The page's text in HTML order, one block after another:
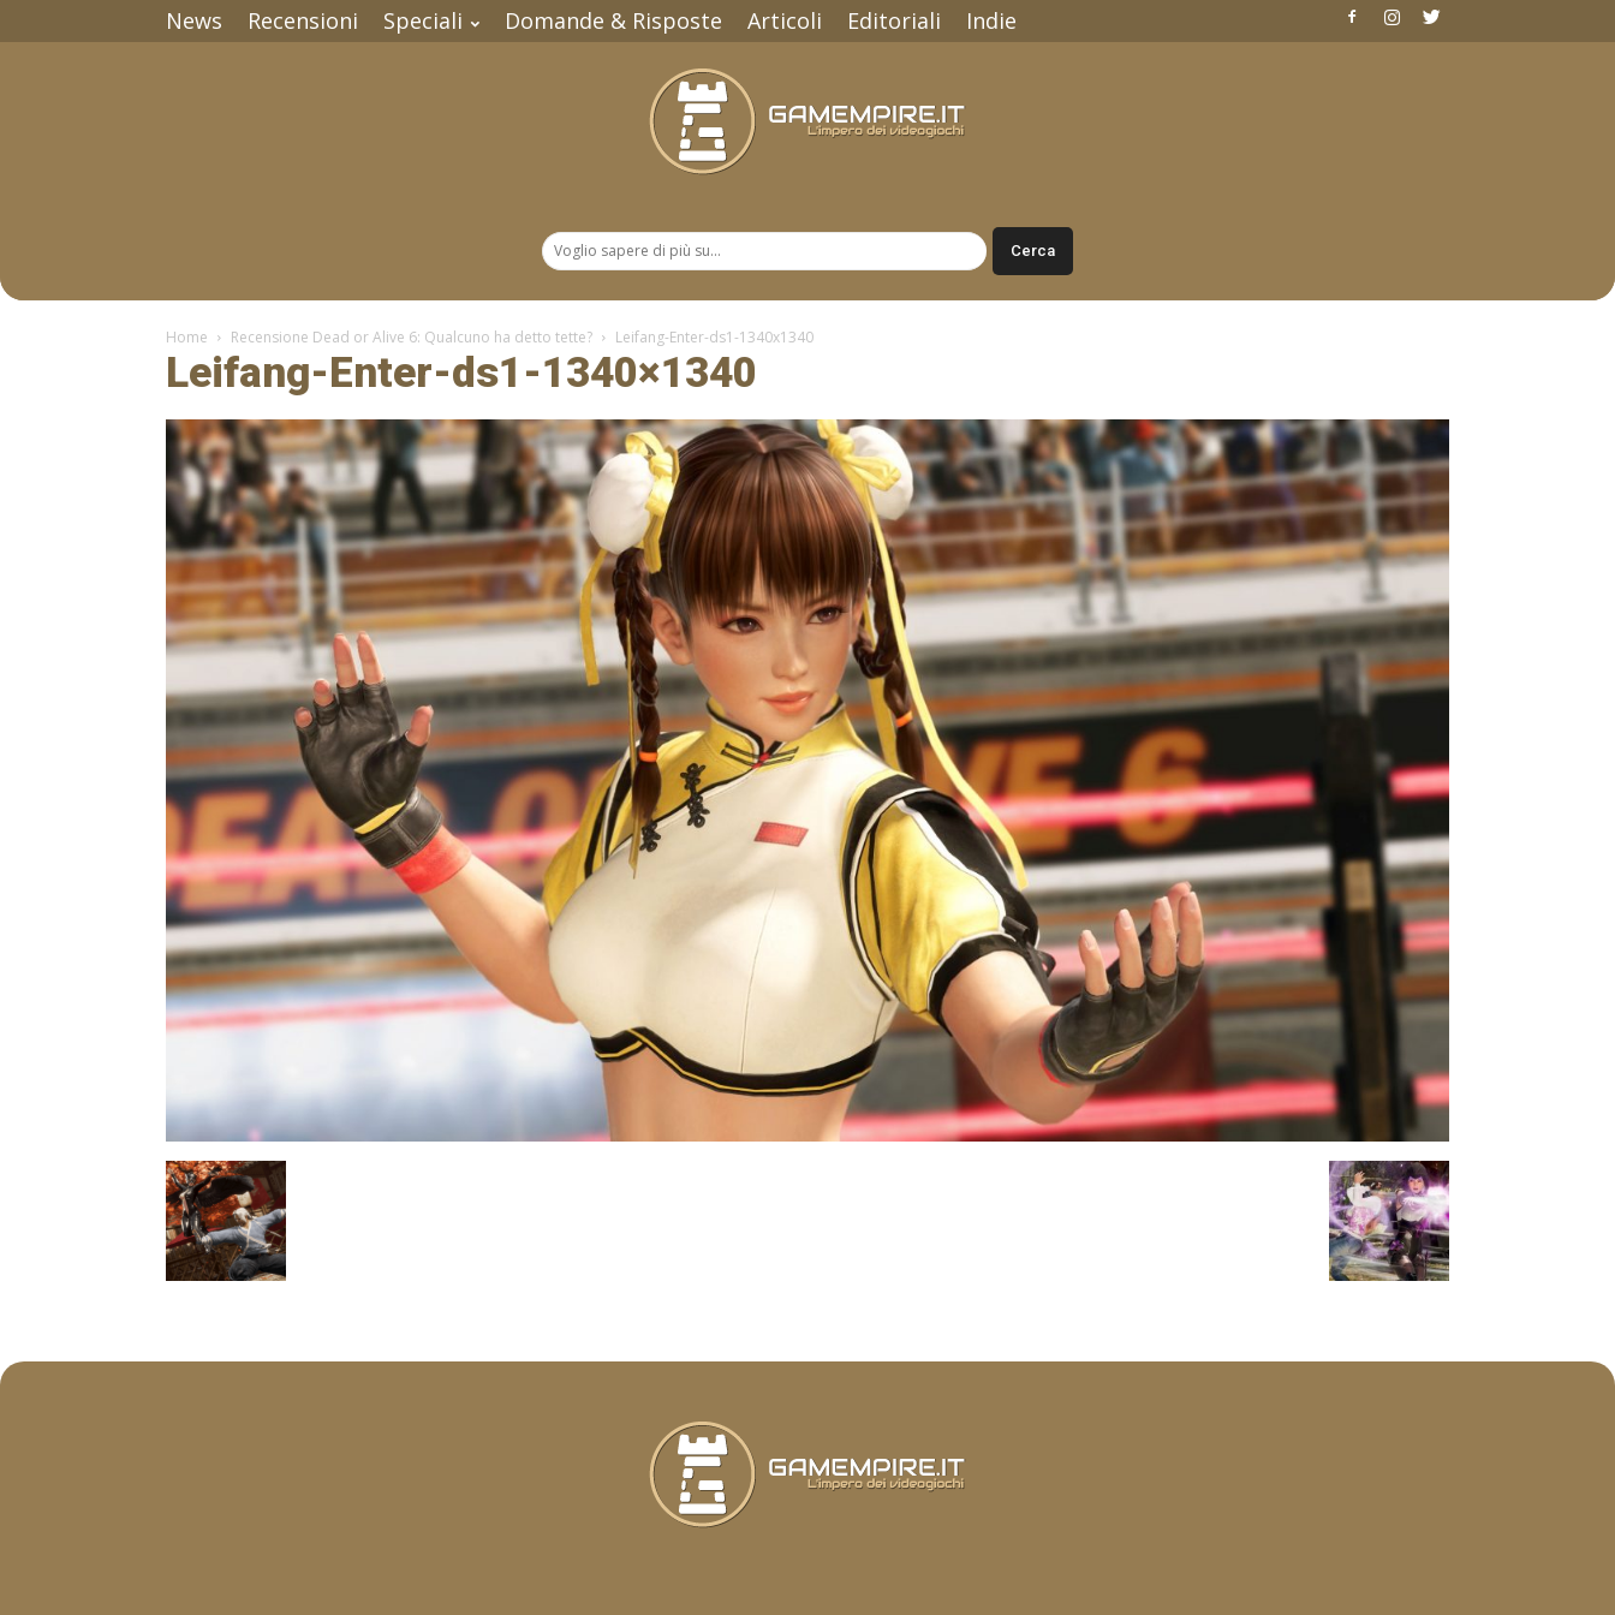
News Recensioni Speciali Domande & Risposte Articoli Editoriali Indie
Home Recensione Dead or Alive 6: Qualcuno ha detto tette? Leifang-Enter-ds1-1340x1340
Leifang-Enter-ds1-1340×1340